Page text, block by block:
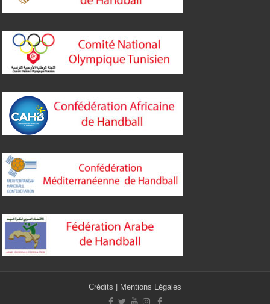
Crédits Mentions Légales